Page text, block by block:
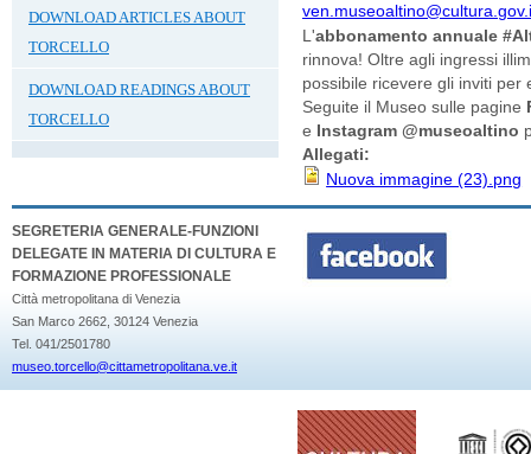
DOWNLOAD ARTICLES ABOUT
TORCELLO
DOWNLOAD READINGS ABOUT
TORCELLO
L'abbonamento annuale
rinnova! Oltre agli ingressi
possibile ricevere gli inviti per
Seguite il Museo sulle pagine
e Instagram @museoaltino
Allegati:
Nuova immagine (23).png
SEGRETERIA GENERALE-FUNZIONI
DELEGATE IN MATERIA DI CULTURA E
FORMAZIONE PROFESSIONALE
Città metropolitana di Venezia
San Marco 2662, 30124 Venezia
Tel. 041/2501780
museo.torcello@cittametropolitana.ve.it